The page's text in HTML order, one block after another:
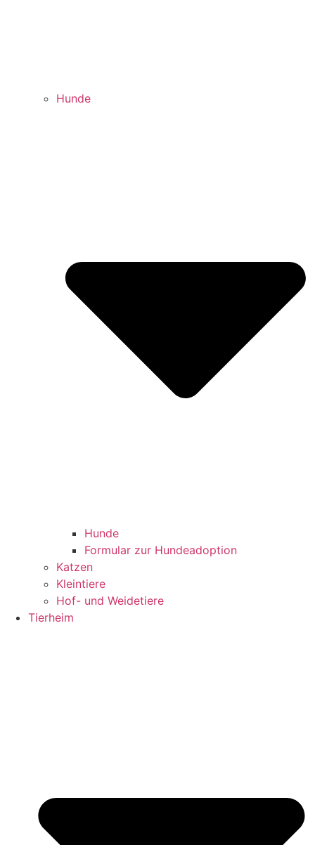
Hunde
Hunde
Formular zur Hundeadoption
Katzen
Kleintiere
Hof- und Weidetiere
Tierheim